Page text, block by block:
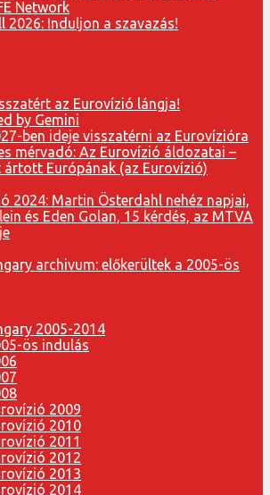
2026: Induljon a szavazás!
az Eurovízió lángja!
ben ideje visszatérni az Eurovízióra
mérvadó: Az Eurovízió áldozatai –
ártott Európának (az Eurovízió)
2024: Martin Österdahl nehéz napjai,
és Eden Golan, 15 kérdés, az MTVA
archivum: előkerültek a 2005-ös
2005-2014
ös indulás
2009
2010
2011
2012
2013
2014